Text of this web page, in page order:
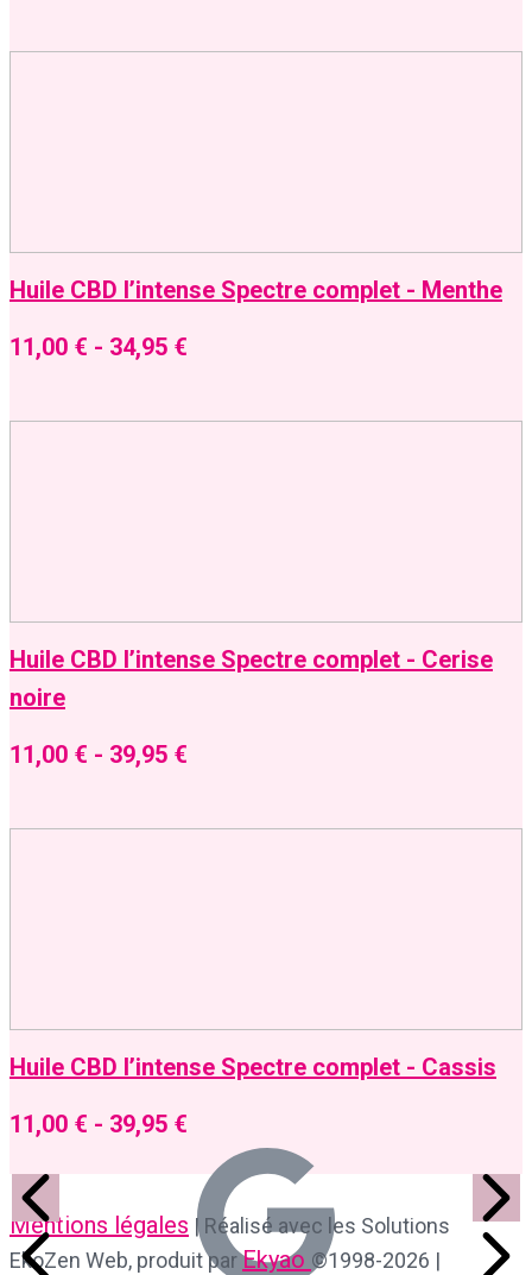
Huile CBD l’intense Spectre complet - Menthe
11,00 € - 34,95 €
Huile CBD l’intense Spectre complet - Cerise
noire
11,00 € - 39,95 €
Huile CBD l’intense Spectre complet - Cassis
11,00 € - 39,95 €
Mentions légales | Réalisé avec les Solutions
EkoZen Web, produit parEkyao ©1998-2026 |